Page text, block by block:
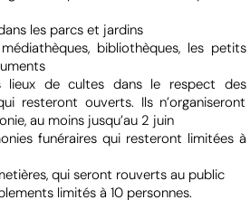
les parcs et jardins
bibliothèques, les petits
lieux de cultes dans le respect des
resteront ouverts. Ils n’organiseront
au moins jusqu’au 2 juin
funéraires qui resteront limitées à
qui seront rouverts au public
limités à 10 personnes.